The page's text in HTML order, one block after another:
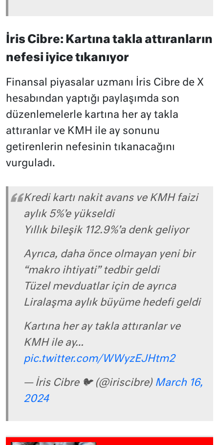
İris Cibre: Kartına takla attıranların
nefesi iyice tıkanıyor
Finansal piyasalar uzmanı İris Cibre de X
hesabından yaptığı paylaşımda son
düzenlemelerle kartına her ay takla
attıranlar ve KMH ile ay sonunu
getirenlerin nefesinin tıkanacağını
vurguladı.
Kredi kartı nakit avans ve KMH faizi
aylık 5%’e yükseldi
Yıllık bileşik 112.9%’a denk geliyor
Ayrıca, daha önce olmayan yeni bir
“makro ihtiyati” tedbir geldi
Tüzel mevduatlar için de ayrıca
Liralaşma aylık büyüme hedefi geldi
Kartına her ay takla attıranlar ve
KMH ile ay…
pic.twitter.com/WWyzEJHtm2
— İris Cibre 🐦 (@iriscibre) March 16,
2024